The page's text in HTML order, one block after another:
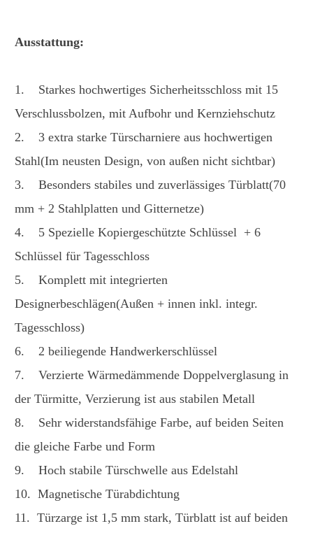
Ausstattung:
1. Starkes hochwertiges Sicherheitsschloss mit 15
Verschlussbolzen, mit Aufbohr und Kernziehschutz
2. 3 extra starke Türscharniere aus hochwertigen
Stahl(Im neusten Design, von außen nicht sichtbar)
3. Besonders stabiles und zuverlässiges Türblatt(70
mm + 2 Stahlplatten und Gitternetze)
4. 5 Spezielle Kopiergeschützte Schlüssel + 6
Schlüssel für Tagesschloss
5. Komplett mit integrierten
Designerbeschlägen(Außen + innen inkl. integr.
Tagesschloss)
6. 2 beiliegende Handwerkerschlüssel
7. Verzierte Wärmedämmende Doppelverglasung in
der Türmitte, Verzierung ist aus stabilen Metall
8. Sehr widerstandsfähige Farbe, auf beiden Seiten
die gleiche Farbe und Form
9. Hoch stabile Türschwelle aus Edelstahl
10. Magnetische Türabdichtung
11. Türzarge ist 1,5 mm stark, Türblatt ist auf beiden